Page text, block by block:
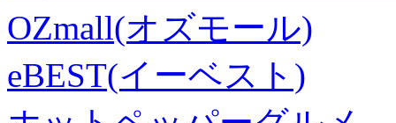
OZmall(オズモール)
eBEST(イーベスト)